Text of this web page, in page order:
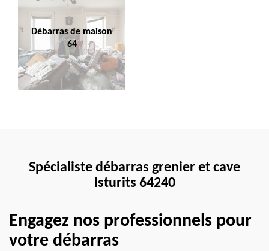
Débarras de maison
64
Spécialiste débarras grenier et cave
Isturits 64240
Engagez nos professionnels pour
votre débarras